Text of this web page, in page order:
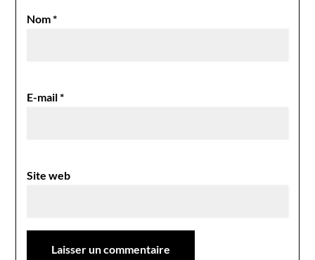
Nom*
E-mail*
Site web